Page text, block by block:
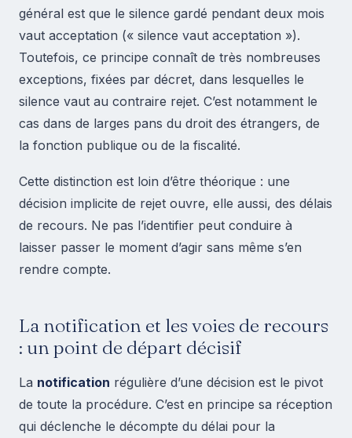
général est que le silence gardé pendant deux mois
vaut acceptation (« silence vaut acceptation »).
Toutefois, ce principe connaît de très nombreuses
exceptions, fixées par décret, dans lesquelles le
silence vaut au contraire rejet. C’est notamment le
cas dans de larges pans du droit des étrangers, de
la fonction publique ou de la fiscalité.
Cette distinction est loin d’être théorique : une
décision implicite de rejet ouvre, elle aussi, des délais
de recours. Ne pas l’identifier peut conduire à
laisser passer le moment d’agir sans même s’en
rendre compte.
La notification et les voies de recours
: un point de départ décisif
La notification régulière d’une décision est le pivot
de toute la procédure. C’est en principe sa réception
qui déclenche le décompte du délai pour la